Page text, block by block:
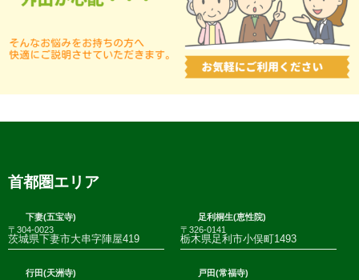
首都圏エリア
下妻(五宝寺)
〒304-0023
茨城県下妻市大串字陣屋419
足利桐生(恵性院)
〒326-0141
栃木県足利市小俣町1493
行田(天洲寺)
戸田(常福寺)